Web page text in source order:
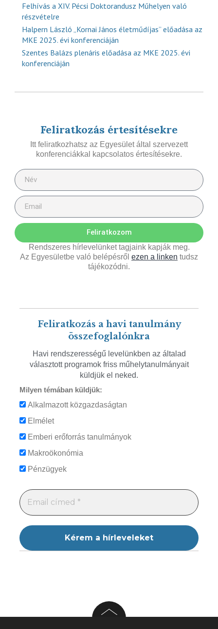
Felhívás a XIV. Pécsi Doktorandusz Műhelyen való
részvételre
Halpern László „Kornai János életműdíjas” előadása az
MKE 2025. évi konferenciáján
Szentes Balázs plenáris előadása az MKE 2025. évi
konferenciáján
Feliratkozás értesítésekre
Itt feliratkozhatsz az Egyesület által szervezett
konferenciákkal kapcsolatos értesítésekre.
Feliratkozom
Rendszeres hírlevelünket tagjaink kapják meg.
Az Egyesületbe való belépésről ezen a linken tudsz
tájékozódni.
Feliratkozás a havi tanulmány
összefoglalónkra
Havi rendszerességű levelünkben az általad
választott programok friss műhelytanulmányait
küldjük el neked.
Milyen témában küldjük:
Alkalmazott közgazdaságtan
Elmélet
Emberi erőforrás tanulmányok
Makroökonómia
Pénzügyek